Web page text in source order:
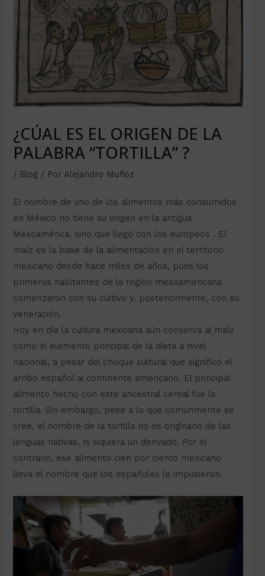
¿CÚAL ES EL ORIGEN DE LA
PALABRA “TORTILLA” ?
/ Blog / PorAlejandro Muñoz
El nombre de uno de los alimentos más consumidos
en México no tiene su origen en la antigua
Mesoamérica, sino que llegó con los europeos . El
maíz es la base de la alimentación en el territorio
mexicano desde hace miles de años, pues los
primeros habitantes de la región mesoamericana
comenzaron con su cultivo y, posteriormente, con su
veneración.
Hoy en día la cultura mexicana aún conserva al maíz
como el elemento principal de la dieta a nivel
nacional, a pesar del choque cultural que significó el
arribo español al continente americano. El principal
alimento hecho con este ancestral cereal fue la
tortilla. Sin embargo, pese a lo que comúnmente se
cree, el nombre de la tortilla no es originario de las
lenguas nativas, ni siquiera un derivado. Por el
contrario, ese alimento cien por ciento mexicano
lleva el nombre que los españoles le impusieron.